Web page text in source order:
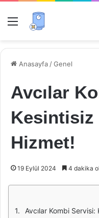
Menü
Anasayfa /Genel
Avcılar
Kesintisiz
Hizmet!
19 Eylül 2024 4 dakika
Avcılar Kombi Servisi: